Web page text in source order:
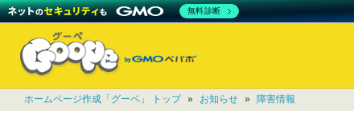
ホームページ作成「グーペ」 トップ » お知らせ » 障害情報
無料診断